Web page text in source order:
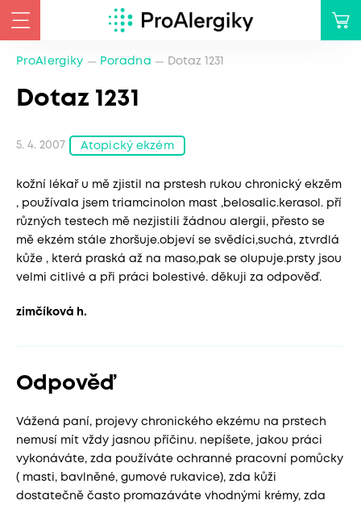
ProAlergiky Poradna Dotaz 1231
Dotaz 1231
5. 4. 2007 Atopický ekzém
kožní lékař u mě zjistil na prstesh rukou chronický ekzěm
, používala jsem triamcinolon mast ,belosalic.kerasol. pří
různých testech mě nezjistili žádnou alergii, přesto se
mě ekzém stále zhoršuje.objeví se svědíci,suchá, ztvrdlá
kůže , která praská až na maso,pak se olupuje.prsty jsou
velmi citlivé a při práci bolestivé. děkuji za odpověď.
zimčíková h.
Odpověď
Vážená paní, projevy chronického ekzému na prstech
nemusí mít vždy jasnou příčinu. nepíšete, jakou práci
vykonáváte, zda používáte ochranné pracovní pomůcky
( masti, bavlněné, gumové rukavice), zda kůži
dostatečně často promazáváte vhodnými krémy, zda